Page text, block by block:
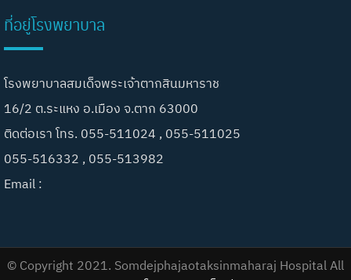
ที่อยู่โรงพยาบาล
โรงพยาบาลสมเด็จพระเจ้าตากสินมหาราช
16/2 ต.ระแหง อ.เมือง จ.ตาก 63000
ติดต่อเรา โทร. 055-511024 , 055-511025
055-516332 , 055-513982
Email :
© Copyright 2021. Somdejphajaotaksinmaharaj Hospital All